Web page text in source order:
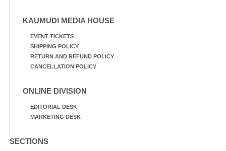
KAUMUDI MEDIA HOUSE
EVENT TICKETS
SHIPPING POLICY
RETURN AND REFUND POLICY
CANCELLATION POLICY
ONLINE DIVISION
EDITORIAL DESK
MARKETING DESK
SECTIONS